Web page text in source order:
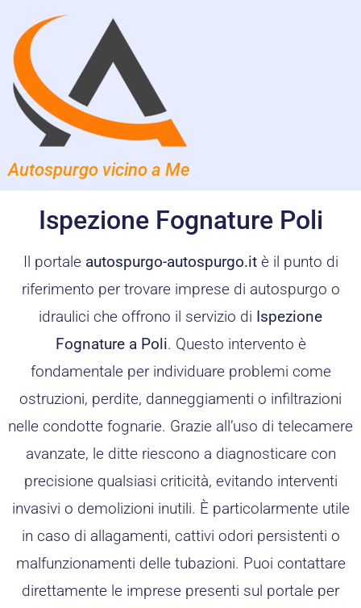
Autospurgo vicino a Me
Ispezione Fognature Poli
Il portale autospurgo-autospurgo.itè il punto di
riferimento per trovare imprese di autospurgo o
idraulici che offrono il servizio di Ispezione
Fognature a Poli. Questo intervento è
fondamentale per individuare problemi come
ostruzioni, perdite, danneggiamenti o infiltrazioni
nelle condotte fognarie. Grazie all’uso di telecamere
avanzate, le ditte riescono a diagnosticare con
precisione qualsiasi criticità, evitando interventi
invasivi o demolizioni inutili. È particolarmente utile
in caso di allagamenti, cattivi odori persistenti o
malfunzionamenti delle tubazioni. Puoi contattare
direttamente le imprese presenti sul portale per